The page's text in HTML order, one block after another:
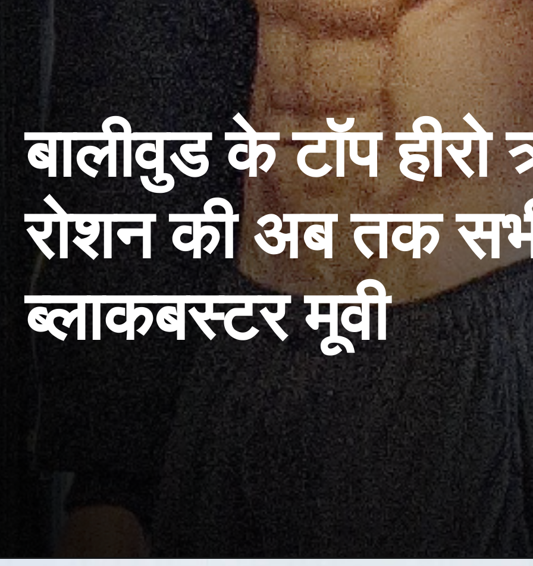
बालीवुड के टॉप
रोशन की अब तक
ब्लाकबस्टर मूवी